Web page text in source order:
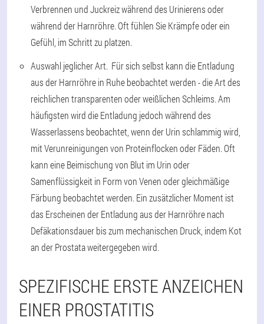
Verbrennen und Juckreiz während des Urinierens oder
während der Harnröhre. Oft fühlen Sie Krämpfe oder ein
Gefühl, im Schritt zu platzen.
Auswahl jeglicher Art. Für sich selbst kann die Entladung
aus der Harnröhre in Ruhe beobachtet werden - die Art des
reichlichen transparenten oder weißlichen Schleims. Am
häufigsten wird die Entladung jedoch während des
Wasserlassens beobachtet, wenn der Urin schlammig wird,
mit Verunreinigungen von Proteinflocken oder Fäden. Oft
kann eine Beimischung von Blut im Urin oder
Samenflüssigkeit in Form von Venen oder gleichmäßige
Färbung beobachtet werden. Ein zusätzlicher Moment ist
das Erscheinen der Entladung aus der Harnröhre nach
Defäkationsdauer bis zum mechanischen Druck, indem Kot
an der Prostata weitergegeben wird.
SPEZIFISCHE ERSTE ANZEICHEN
EINER PROSTATITIS